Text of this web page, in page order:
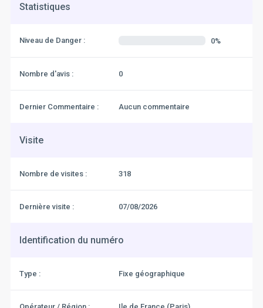
Statistiques
Niveau de Danger : 0%
Nombre d'avis : 0
Dernier Commentaire : Aucun commentaire
Visite
Nombre de visites : 318
Dernière visite : 07/08/2026
Identification du numéro
Type : Fixe géographique